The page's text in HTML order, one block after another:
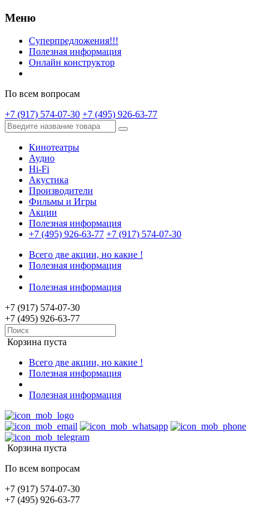
Меню
Суперпредложения!!!
Полезная информация
Онлайн конструктор
По всем вопросам
+7 (917) 574-07-30 +7 (495) 926-63-77
Кинотеатры
Аудио
Hi-Fi
Акустика
Производители
Фильмы и Игры
Акции
Полезная информация
+7 (495) 926-63-77 +7 (917) 574-07-30
Всего две акции, но какие !
Полезная информация
Полезная информация
+7 (917) 574-07-30
+7 (495) 926-63-77
Корзина пуста
Всего две акции, но какие !
Полезная информация
Полезная информация
Корзина пуста
По всем вопросам
+7 (917) 574-07-30
+7 (495) 926-63-77